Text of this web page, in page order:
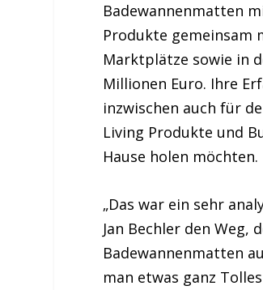
Badewannenmatten
Produkte gemeinsam
Marktplätze sowie in
Millionen Euro. Ihre
inzwischen auch für
Living Produkte und
Hause holen möchten.
„Das war ein sehr
Jan Bechler den
Badewannenmatten
man etwas ganz